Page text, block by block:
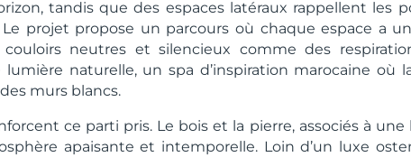
tandis que des espaces latéraux rappellent les
projet propose un parcours où chaque espace a
neutres et silencieux comme des
naturelle, un spa d’inspiration marocaine où
murs blancs.
ce parti pris. Le bois et la pierre, associés à
apaisante et intemporelle. Loin d’un luxe